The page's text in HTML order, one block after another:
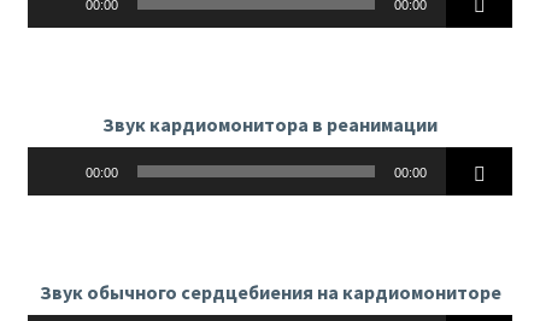
00:00 00:00
Звук кардиомонитора в реанимации
00:00 00:00
Звук обычного сердцебиения на кардиомониторе